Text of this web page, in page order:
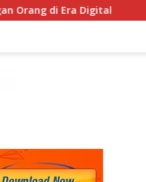
Hari Ulang Tahun (HUT)